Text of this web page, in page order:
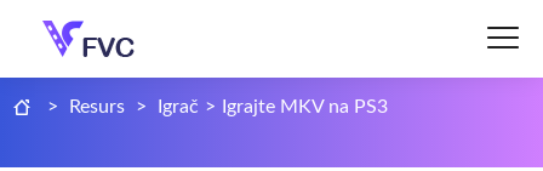
> Resurs > Igrač > Igrajte MKV na PS3